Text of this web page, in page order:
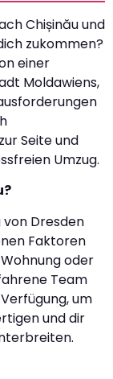
Chișinău und
zukommen?
einer
Moldawiens,
Seite und
Umzug.
von Dresden
Faktoren
oder
Team
um
und dir